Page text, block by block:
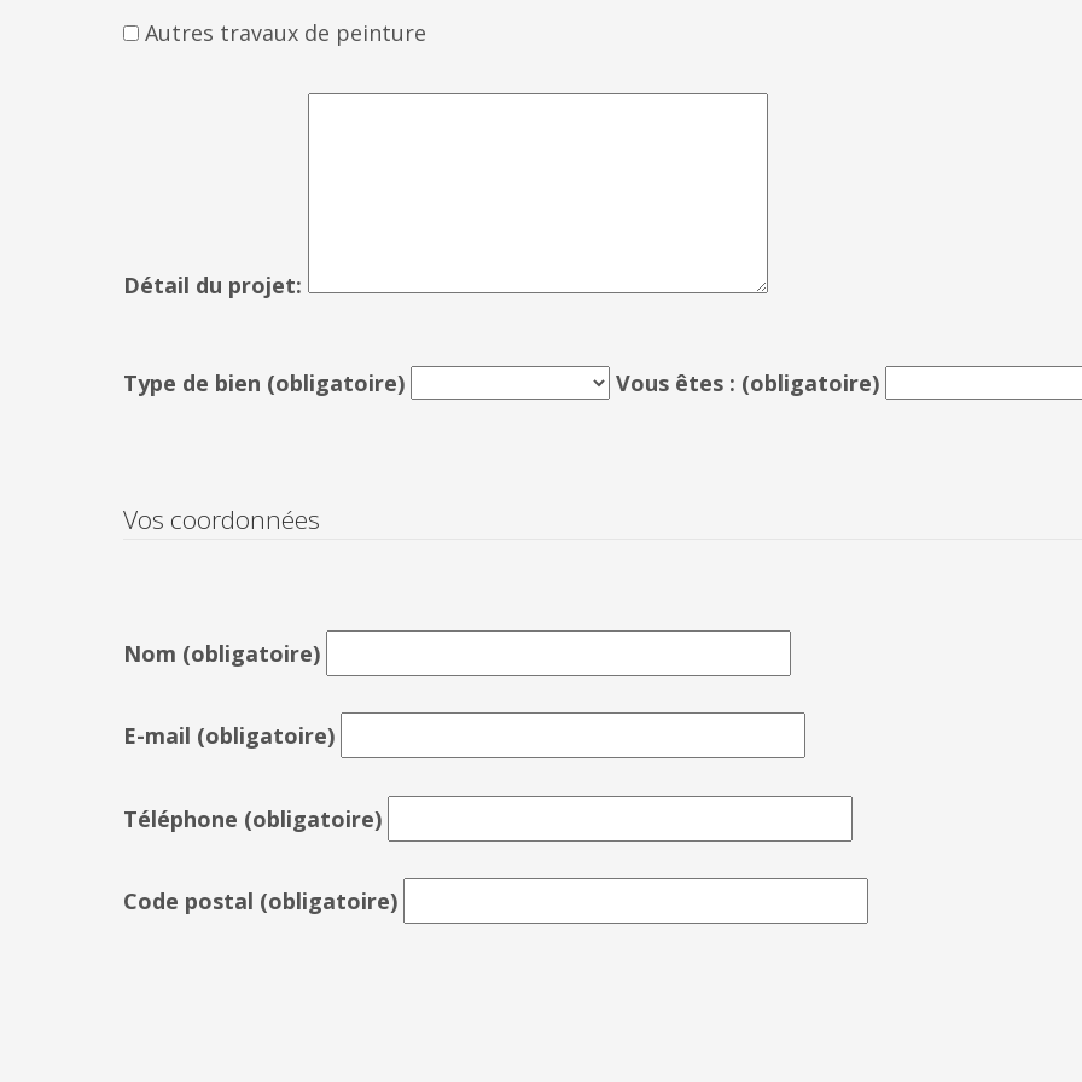
Autres travaux de peinture
Détail du projet:
Type de bien (obligatoire) Vous êtes : (obligatoire)
Vos coordonnées
Nom (obligatoire)
E-mail (obligatoire)
Téléphone (obligatoire)
Code postal (obligatoire)